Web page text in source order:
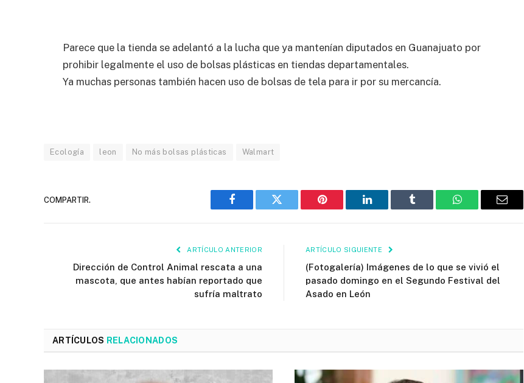
Parece que la tienda se adelantó a la lucha que ya mantenían diputados en Guanajuato por
prohibir legalmente el uso de bolsas plásticas en tiendas departamentales.
Ya muchas personas también hacen uso de bolsas de tela para ir por su mercancía.
Ecología leon No más bolsas plásticas Walmart
COMPARTIR.
Facebook Twitter Pinterest LinkedIn Tumblr WhatsAppEmail
ARTÍCULO ANTERIOR
Dirección de Control Animal rescata a una
mascota, que antes habían reportado que
sufría maltrato
ARTÍCULO SIGUIENTE
(Fotogalería) Imágenes de lo que se vivió el
pasado domingo en el Segundo Festival del
Asado en León
ARTÍCULOS RELACIONADOS